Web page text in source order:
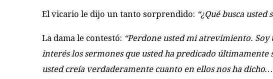
El vicario le dijo un tanto sorprendido: “¿Qué busca
La dama le contestó: “Perdone usted mi atrevimiento.
interés los sermones que usted ha predicado últimamente
usted creía verdaderamente cuanto en ellos nos ha